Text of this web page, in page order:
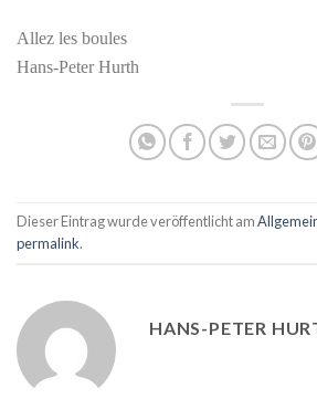
Allez les boules
Hans-Peter Hurth
Dieser Eintrag wurde veröffentlicht am
permalink.
HANS-PETER